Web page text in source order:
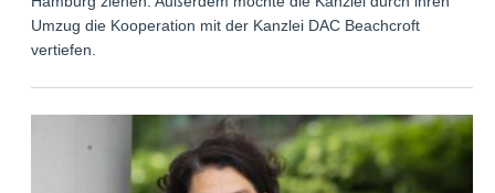
Umzug die Kooperation mit der Kanzlei DAC Beachcroft
vertiefen.